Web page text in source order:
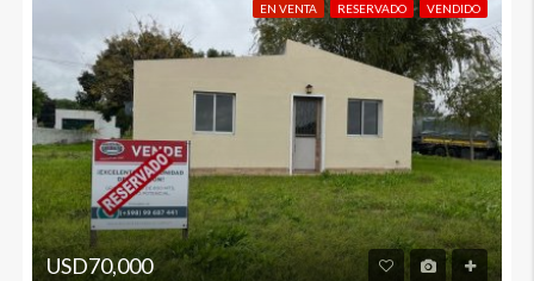
EN VENTA RESERVADO VENDIDO
USD70,000